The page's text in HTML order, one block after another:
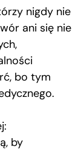
nigdy nie
ani się nie
bo tym
by